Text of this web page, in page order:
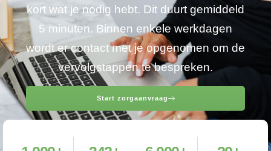
kort wat je nodig hebt. Dit duurt gemiddeld
5 minuten. Binnen enkele werkdagen
wordt er contact met je opgenomen om de
vervolgstappen te bespreken.
Start zorgaanvraag